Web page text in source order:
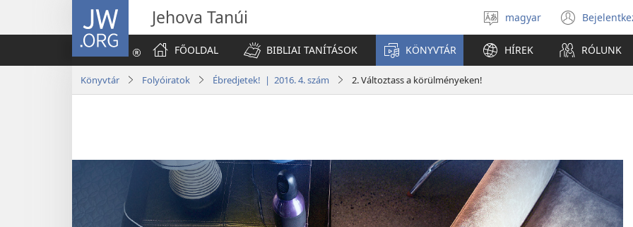
JW.ORG Jehova Tanúi
Válassz
nyelvet
magyar
new
FŐOLDAL
BIBLIAI TANÍTÁSOK KÖNYVTÁR HÍREK RÓLUNK
Könyvtár Folyóiratok Ébredjetek! | 2016. 4. szám 2. Változtass a körülményeken!